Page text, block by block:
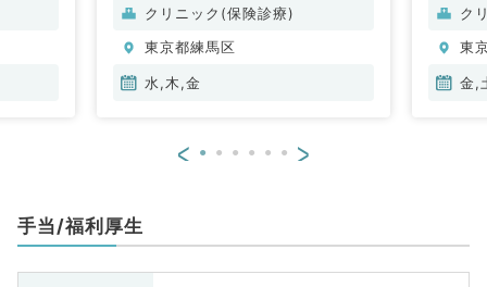
クリニック(保険診療)
東京都練馬区
水,木,金
ク
東
金,
< >
手当/福利厚生